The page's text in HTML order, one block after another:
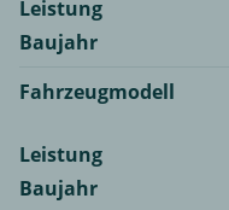
Leistung
Baujahr
Fahrzeugmodell
Leistung
Baujahr